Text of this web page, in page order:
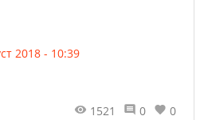
2018 - 10:39
1521 0 0